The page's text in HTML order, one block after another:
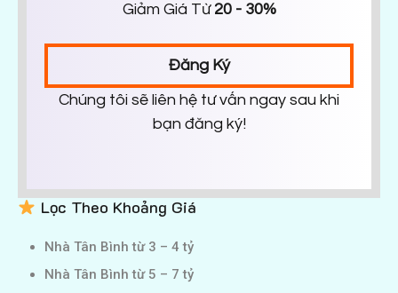
Giảm Giá Từ 20 - 30%
Đăng Ký
Chúng tôi sẽ liên hệ tư vấn ngay sau khi
bạn đăng ký!
Lọc Theo Khoảng Giá
Nhà Tân Bình từ 3 – 4 tỷ
Nhà Tân Bình từ 5 – 7 tỷ